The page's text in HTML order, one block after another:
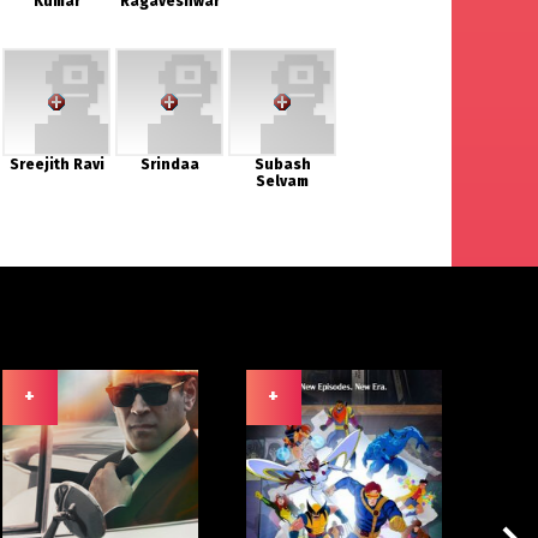
Sreejith Ravi Srindaa
Subash
Selvam
+ +